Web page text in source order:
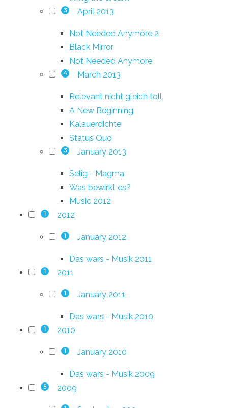
3 April 2013
Not Needed Anymore 2
Black Mirror
Not Needed Anymore
4 March 2013
Relevant nicht gleich toll
A New Beginning
Kalauerdichte
Status Quo
3 January 2013
Selig - Magma
Was bewirkt es?
Music 2012
1 2012
1 January 2012
Das wars - Musik 2011
1 2011
1 January 2011
Das wars - Musik 2010
1 2010
1 January 2010
Das wars - Musik 2009
5 2009